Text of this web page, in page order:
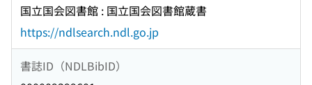
国立国会図書館 : 国立国会図書館蔵書
https://ndlsearch.ndl.go.jp
書誌ID（NDLBibID）